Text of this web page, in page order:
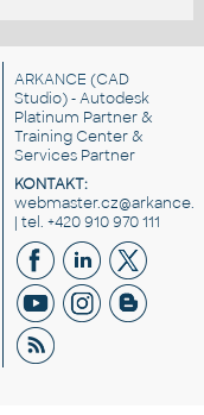
ARKANCE (CAD
Studio) - Autodesk
Platinum Partner &
Training Center &
Services Partner
KONTAKT:
| tel. +420 910 970 111